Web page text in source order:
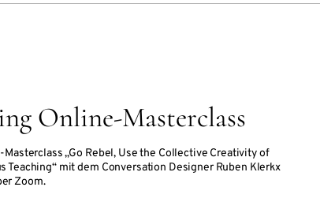
Online-Masterclass
„Go Rebel, Use the Collective Creativity of
Teaching“ mit dem Conversation Designer Ruben Klerkx
Zoom.